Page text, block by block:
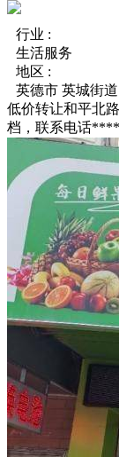
行业 :
生活服务
地区 :
英德市 英城街道
低价转让和平北
档，联系电话